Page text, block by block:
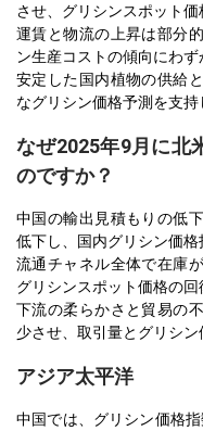
させ、グリシンスポット価
運賃と物流の上昇は部分
ン生産コストの傾向にわず
安定した国内植物の供給
なグリシン価格予測を支持
なぜ2025年9月に北
のですか？
中国の輸出見積もりの低
低下し、国内グリシン価格
流通チャネル全体で在庫
グリシンスポット価格の回
下流の柔らかさと貿易の
少させ、取引量とグリシン
アジア太平洋
中国では、グリシン価格